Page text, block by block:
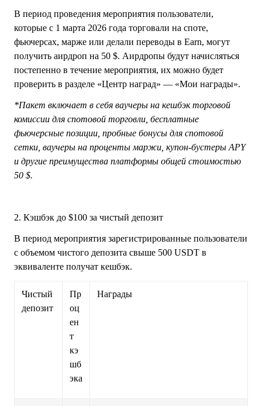
В период проведения мероприятия пользователи,
которые с 1 марта 2026 года торговали на споте,
фьючерсах, марже или делали переводы в Earn, могут
получить аирдроп на 50 $. Аирдропы будут начисляться
постепенно в течение мероприятия, их можно будет
проверить в разделе «Центр наград» — «Мои награды».
*Пакет включает в себя ваучеры на кешбэк торговой
комиссии для спотовой торговли, бесплатные
фьючерсные позиции, пробные бонусы для спотовой
сетки, ваучеры на проценты маржи, купон-бустеры APY
и другие преимущества платформы общей стоимостью
50 $.
2. Кэшбэк до $100 за чистый депозит
В период мероприятия зарегистрированные пользователи
с объемом чистого депозита свыше 500 USDT в
эквиваленте получат кешбэк.
Чистый
депозит
Пр
оц
ен
т
кэ
шб
эка
Награды